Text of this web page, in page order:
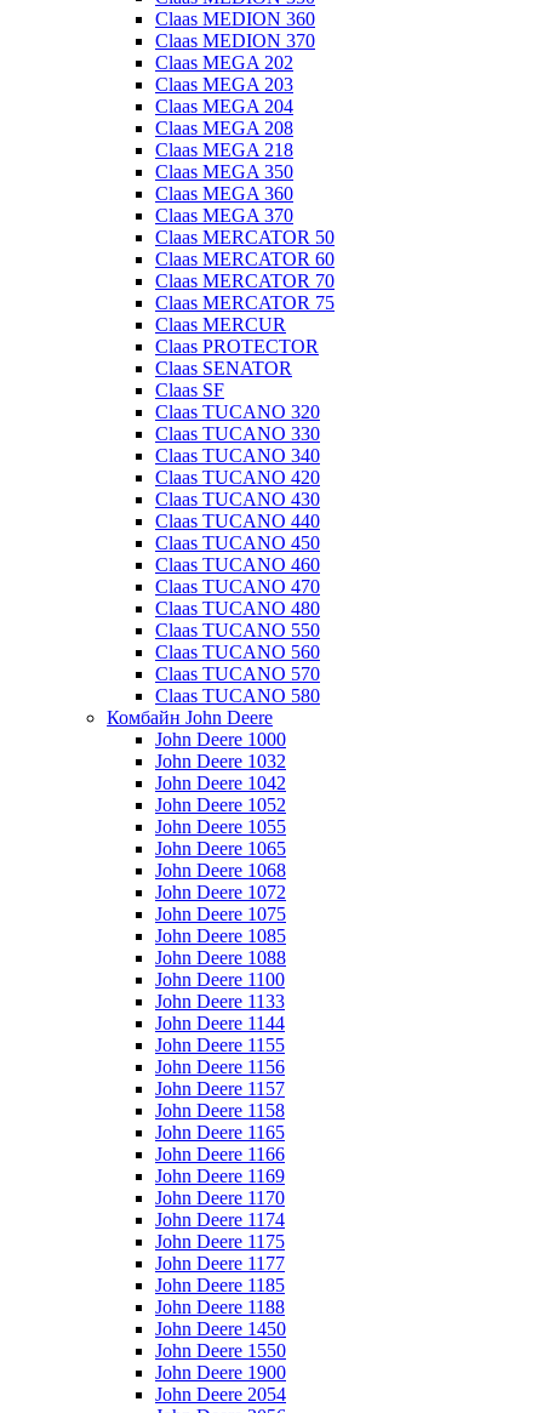
Claas MEDION 360
Claas MEDION 370
Claas MEGA 202
Claas MEGA 203
Claas MEGA 204
Claas MEGA 208
Claas MEGA 218
Claas MEGA 350
Claas MEGA 360
Claas MEGA 370
Claas MERCATOR 50
Claas MERCATOR 60
Claas MERCATOR 70
Claas MERCATOR 75
Claas MERCUR
Claas PROTECTOR
Claas SENATOR
Claas SF
Claas TUCANO 320
Claas TUCANO 330
Claas TUCANO 340
Claas TUCANO 420
Claas TUCANO 430
Claas TUCANO 440
Claas TUCANO 450
Claas TUCANO 460
Claas TUCANO 470
Claas TUCANO 480
Claas TUCANO 550
Claas TUCANO 560
Claas TUCANO 570
Claas TUCANO 580
Комбайн John Deere
John Deere 1000
John Deere 1032
John Deere 1042
John Deere 1052
John Deere 1055
John Deere 1065
John Deere 1068
John Deere 1072
John Deere 1075
John Deere 1085
John Deere 1088
John Deere 1100
John Deere 1133
John Deere 1144
John Deere 1155
John Deere 1156
John Deere 1157
John Deere 1158
John Deere 1165
John Deere 1166
John Deere 1169
John Deere 1170
John Deere 1174
John Deere 1175
John Deere 1177
John Deere 1185
John Deere 1188
John Deere 1450
John Deere 1550
John Deere 1900
John Deere 2054